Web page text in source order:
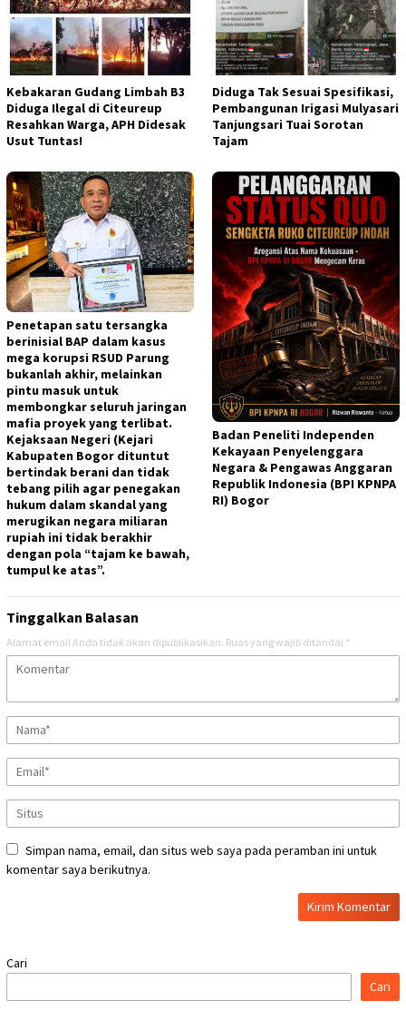
Kebakaran Gudang Limbah B3
Diduga Ilegal di Citeureup
Resahkan Warga, APH Didesak
Usut Tuntas!
Diduga Tak Sesuai Spesifikasi,
Pembangunan Irigasi Mulyasari
Tanjungsari Tuai Sorotan
Tajam​
Penetapan satu tersangka
berinisial BAP dalam kasus
mega korupsi RSUD Parung
bukanlah akhir, melainkan
pintu masuk untuk
membongkar seluruh jaringan
mafia proyek yang terlibat.
Kejaksaan Negeri (Kejari
Kabupaten Bogor dituntut
bertindak berani dan tidak
tebang pilih agar penegakan
hukum dalam skandal yang
merugikan negara miliaran
rupiah ini tidak berakhir
dengan pola “tajam ke bawah,
tumpul ke atas”.
Badan Peneliti Independen
Kekayaan Penyelenggara
Negara & Pengawas Anggaran
Republik Indonesia (BPI KPNPA
RI) Bogor
Tinggalkan Balasan
Alamat email Anda tidak akan dipublikasikan. Ruas yang wajib ditandai *
Simpan nama, email, dan situs web saya pada peramban ini untuk
komentar saya berikutnya.
Cari
Cari